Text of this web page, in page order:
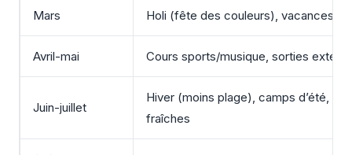
Mars Holi (fête des couleurs), vacances
Avril-mai Cours sports/musique, sorties
Juin-juillet
Hiver (moins plage), camps d’été,
fraîches